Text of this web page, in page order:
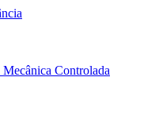
Controlada